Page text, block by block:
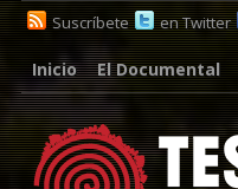
Suscríbete en Twitter
Inicio El Documental